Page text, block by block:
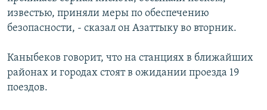
известью, приняли меры по обеспечению
безопасности, - сказал он Азаттыку во вторник.
Каныбеков говорит, что на станциях в ближайших
районах и городах стоят в ожидании проезда 19
поездов.